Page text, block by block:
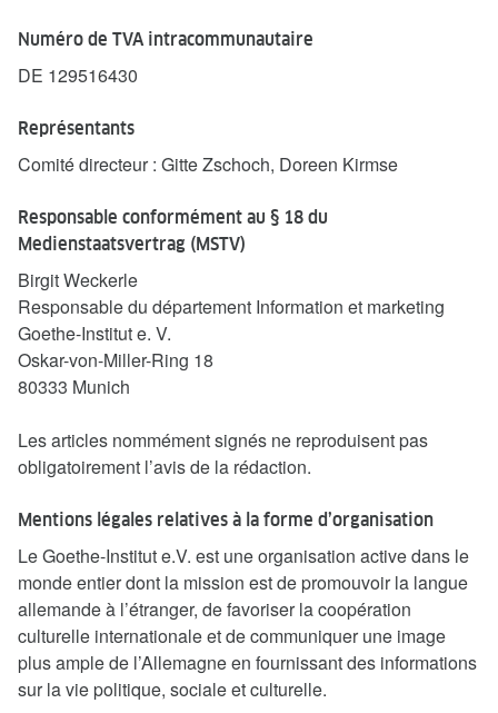
Numéro de TVA intracommunautaire
DE 129516430
Représentants
Comité directeur : Gitte Zschoch, Doreen Kirmse
Responsable conformément au § 18 du
Medienstaatsvertrag (MSTV)
Birgit Weckerle
Responsable du département Information et marketing
Goethe-Institut e. V.
Oskar-von-Miller-Ring 18
80333 Munich
Les articles nommément signés ne reproduisent pas
obligatoirement l’avis de la rédaction.
Mentions légales relatives à la forme d’organisation
Le Goethe-Institut e.V. est une organisation active dans le
monde entier dont la mission est de promouvoir la langue
allemande à l’étranger, de favoriser la coopération
culturelle internationale et de communiquer une image
plus ample de l’Allemagne en fournissant des informations
sur la vie politique, sociale et culturelle.